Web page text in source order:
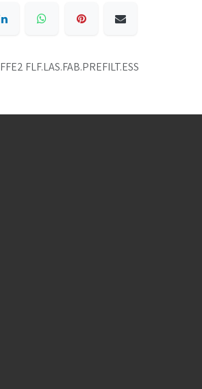
FFE2 FLF.LAS.FAB.PREFILT.ESS